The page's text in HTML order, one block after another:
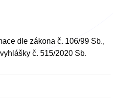
dle zákona č. 106/99 Sb.,
č. 515/2020 Sb.